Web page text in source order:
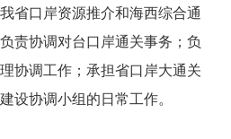
省口岸资源推介和海西综合通
责协调对台口岸通关事务；负
协调工作；承担省口岸大通关
设协调小组的日常工作。